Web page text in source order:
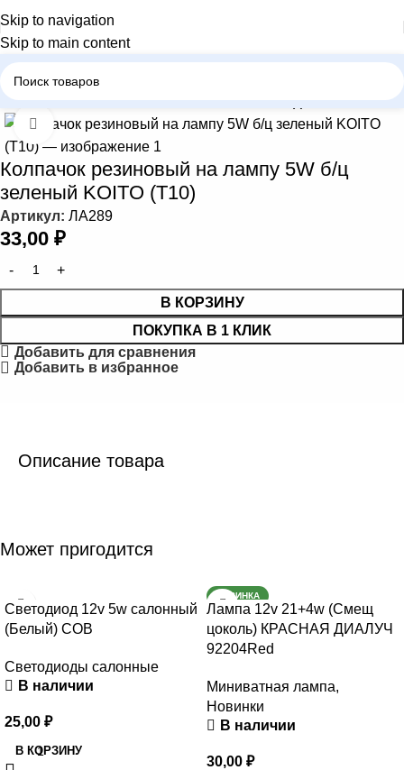
Skip to navigation
Skip to main content
Главная Автомобильные лампы Колпачки для ламп
Нажмите, чтобы увеличить
Колпачок резиновый на лампу 5W б/ц
зеленый KOITO (T10)
Артикул: ЛА289
33,00 ₽
В КОРЗИНУ
ПОКУПКА В 1 КЛИК
Добавить для сравнения
Добавить в избранное
Описание товара
Может пригодится
Светодиод 12v 5w салонный
(Белый) COB
Светодиоды салонные
В наличии
25,00 ₽
В КОРЗИНУ
НОВИНКА
Лампа 12v 21+4w (Смещ
цоколь) КРАСНАЯ ДИАЛУЧ
92204Red
Миниватная лампа,
Новинки
В наличии
30,00 ₽